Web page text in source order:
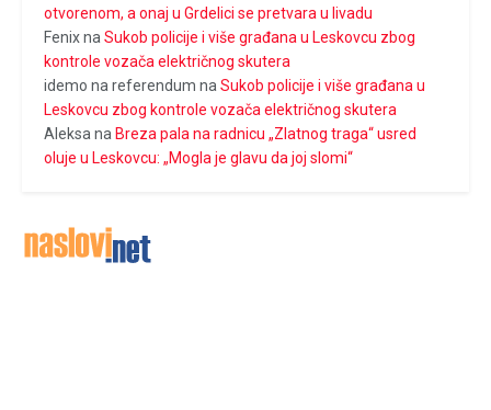
otvorenom, a onaj u Grdelici se pretvara u livadu
FenixnaSukob policije i više građana u Leskovcu zbog
kontrole vozača električnog skutera
idemo na referendum naSukob policije i više građana u
Leskovcu zbog kontrole vozača električnog skutera
Aleksana Breza pala na radnicu „Zlatnog traga“ usred
oluje u Leskovcu: „Mogla je glavu da joj slomi“